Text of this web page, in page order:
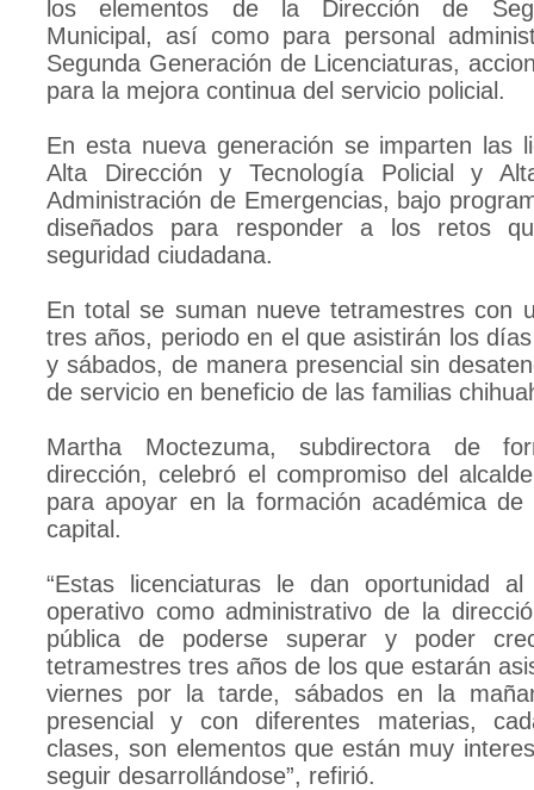
los elementos de la Dirección de
Municipal, así como para personal
Segunda Generación de Licenciaturas,
para la mejora continua del servicio policial.
En esta nueva generación se imparten las
Alta Dirección y Tecnología Policial y
Administración de Emergencias, bajo
diseñados para responder a los retos
seguridad ciudadana.
En total se suman nueve tetramestres con
tres años, periodo en el que asistirán los
y sábados, de manera presencial sin
de servicio en beneficio de las familias
Martha Moctezuma, subdirectora de
dirección, celebró el compromiso del
para apoyar en la formación académica
capital.
“Estas licenciaturas le dan oportunidad
operativo como administrativo de la
pública de poderse superar y poder
tetramestres tres años de los que estarán
viernes por la tarde, sábados en la
presencial y con diferentes materias,
clases, son elementos que están muy
seguir desarrollándose”, refirió.